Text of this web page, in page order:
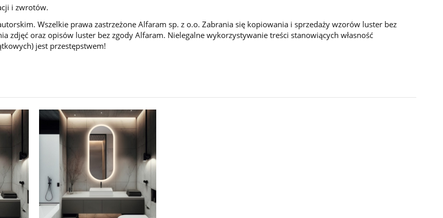
i zwrotów.
Wszelkie prawa zastrzeżone Alfaram sp. z o.o. Zabrania się kopiowania i sprzedaży wzorów luster bez
zdjęć oraz opisów luster bez zgody Alfaram. Nielegalne wykorzystywanie treści stanowiących własność
jest przestępstwem!